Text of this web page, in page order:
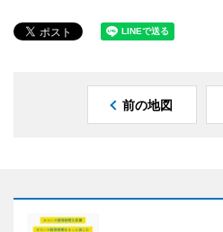
前の地図